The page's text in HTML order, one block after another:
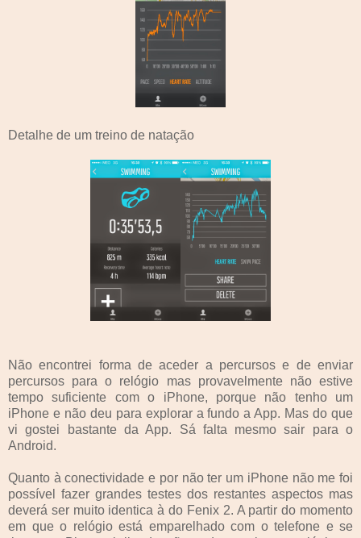
Detalhe de um treino de natação
Não encontrei forma de aceder a percursos e de enviar
percursos para o relógio mas provavelmente não estive
tempo suficiente com o iPhone, porque não tenho um
iPhone e não deu para explorar a fundo a App. Mas do que
vi gostei bastante da App. Sá falta mesmo sair para o
Android.
Quanto à conectividade e por não ter um iPhone não me foi
possível fazer grandes testes dos restantes aspectos mas
deverá ser muito identica à do Fenix 2. A partir do momento
em que o relógio está emparelhado com o telefone e se